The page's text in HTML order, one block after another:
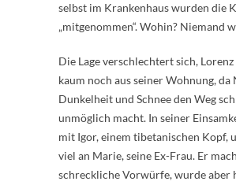
selbst im Krankenhaus wurden die
„mitgenommen“. Wohin? Niemand
Die Lage verschlechtert sich,
kaum noch aus seiner Wohnung, da
Dunkelheit und Schnee den Weg
unmöglich macht. In seiner
mit Igor, einem tibetanischen Kopf,
viel an Marie, seine Ex-Frau. Er
schreckliche Vorwürfe, wurde aber